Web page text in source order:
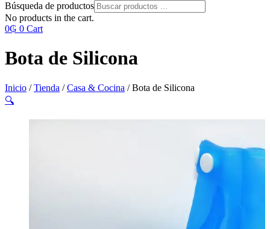
Búsqueda de productos
No products in the cart.
0₲ 0 Cart
Bota de Silicona
Inicio /Tienda /Casa & Cocina / Bota de Silicona
🔍